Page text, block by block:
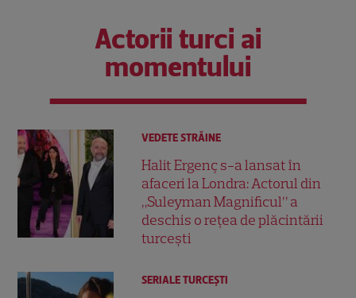
Actorii turci ai
momentului
VEDETE STRĂINE
Halit Ergenç s-a lansat în
afaceri la Londra: Actorul din
„Suleyman Magnificul” a
deschis o rețea de plăcintării
turcești
SERIALE TURCEŞTI